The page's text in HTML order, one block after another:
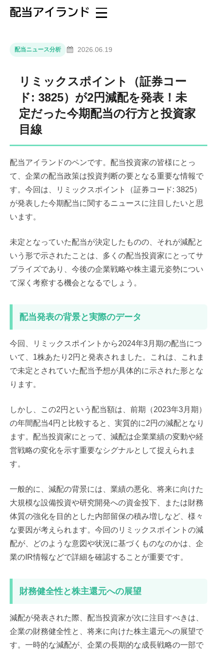
配当ニュース分析 2026.06.19
リミックスポイント（証券コー
ド: 3825）が2円減配を発表！未
定だった今期配当の行方と投資家
目線
配当アイランドのペンです。配当投資家の皆様にとっ
て、企業の配当政策は投資判断の要となる重要な情報で
す。今回は、リミックスポイント（証券コード: 3825）
が発表した今期配当に関するニュースに注目したいと思
います。
未定となっていた配当が決定したものの、それが減配と
いう形で示されたことは、多くの配当投資家にとってサ
プライズであり、今後の企業戦略や株主還元姿勢につい
て深く考察する機会となるでしょう。
配当発表の背景と実際のデータ
今回、リミックスポイントから2024年3月期の配当につ
いて、1株あたり2円と発表されました。これは、これま
で未定とされていた配当予想が具体的に示された形とな
ります。
しかし、この2円という配当額は、前期（2023年3月期）
の年間配当4円と比較すると、実質的に2円の減配となり
ます。配当投資家にとって、減配は企業業績の変動や経
営戦略の変化を示す重要なシグナルとして捉えられま
す。
一般的に、減配の背景には、業績の悪化、将来に向けた
大規模な設備投資や研究開発への資金投下、または財務
体質の強化を目的とした内部留保の積み増しなど、様々
な要因が考えられます。今回のリミックスポイントの減
配が、どのような意図や状況に基づくものなのかは、企
業のIR情報などで詳細を確認することが重要です。
財務健全性と株主還元への展望
減配が発表された際、配当投資家が次に注目すべきは、
企業の財務健全性と、将来に向けた株主還元への展望で
す。一時的な減配が、企業の長期的な成長戦略の一部で